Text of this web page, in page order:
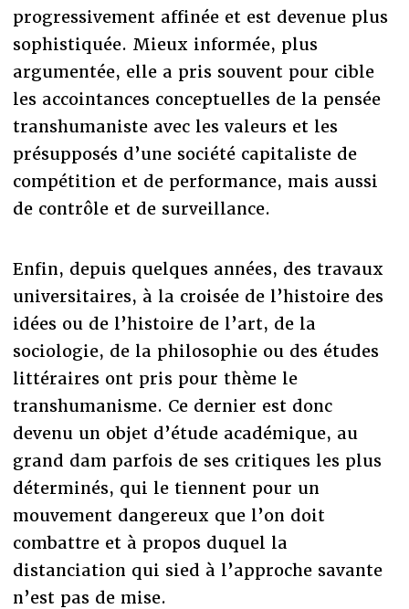
progressivement affinée et est devenue plus
sophistiquée. Mieux informée, plus
argumentée, elle a pris souvent pour cible
les accointances conceptuelles de la pensée
transhumaniste avec les valeurs et les
présupposés d’une société capitaliste de
compétition et de performance, mais aussi
de contrôle et de surveillance.
Enfin, depuis quelques années, des travaux
universitaires, à la croisée de l’histoire des
idées ou de l’histoire de l’art, de la
sociologie, de la philosophie ou des études
littéraires ont pris pour thème le
transhumanisme. Ce dernier est donc
devenu un objet d’étude académique, au
grand dam parfois de ses critiques les plus
déterminés, qui le tiennent pour un
mouvement dangereux que l’on doit
combattre et à propos duquel la
distanciation qui sied à l’approche savante
n’est pas de mise.